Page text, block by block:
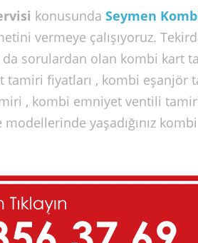
konusunda Seymen
vermeye çalışıyoruz.
da sorulardan olan kombi kart
tamiri fiyatları , kombi eşanjör
, kombi emniyet ventili
yaşadığınız